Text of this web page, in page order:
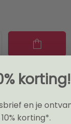
korting!
en je
korting*.